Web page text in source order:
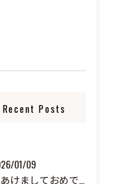
Recent Posts
01/09